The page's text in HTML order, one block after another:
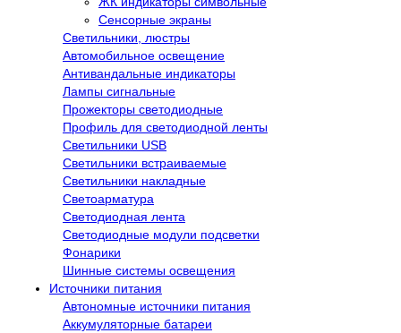
Сенсорные экраны
Cветильники, люстры
Автомобильное освещение
Антивандальные индикаторы
Лампы сигнальные
Прожекторы светодиодные
Профиль для светодиодной ленты
Светильники USB
Светильники встраиваемые
Светильники накладные
Светоарматура
Светодиодная лента
Светодиодные модули подсветки
Фонарики
Шинные системы освещения
Источники питания
Автономные источники питания
Аккумуляторные батареи